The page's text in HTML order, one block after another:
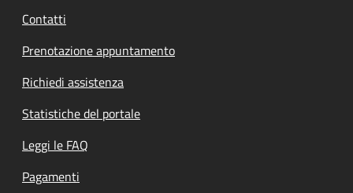
Contatti
Prenotazione appuntamento
Richiedi assistenza
Statistiche del portale
Leggi le FAQ
Pagamenti